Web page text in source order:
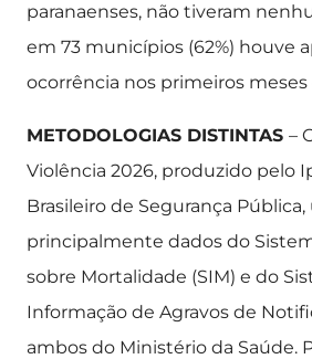
paranaenses, não tiveram
em 73 municípios (62%) houve
ocorrência nos primeiros meses
METODOLOGIAS DISTINTAS –
Violência 2026, produzido pelo
Brasileiro de Segurança Pública,
principalmente dados do
sobre Mortalidade (SIM) e do
Informação de Agravos de
ambos do Ministério da Saúde.